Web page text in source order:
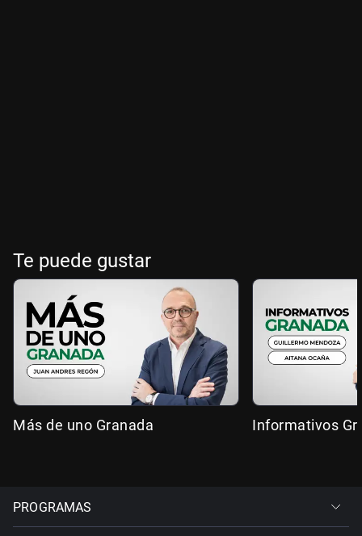
Te puede gustar
Más de uno Granada Informativos
PROGRAMAS